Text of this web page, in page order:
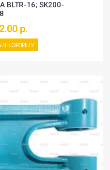
16; SK200-
8
р.
КОРЗИНУ